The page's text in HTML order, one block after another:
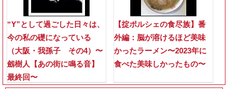
“Y”として過ごした日々は、
今の私の礎になっている
（大阪・我孫子 その4）〜
劔樹人【あの街に鳴る音】
最終回〜
【掟ポルシェの食尽族】番
外編：脳が溶けるほど美味
かったラーメン〜2023年に
食べた美味しかったもの〜